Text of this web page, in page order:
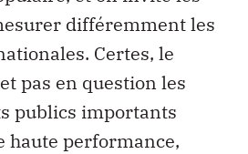
différemment les
Certes, le
pas en question les
publics importants
haute performance,